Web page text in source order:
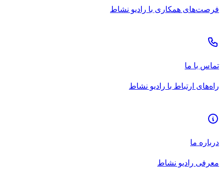
فرصت‌های همکاری با رادیو نشاط
تماس با ما
راه‌های ارتباط با رادیو نشاط
درباره ما
معرفی رادیو نشاط